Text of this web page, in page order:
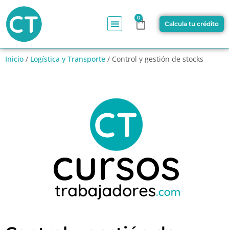
0
Calcula tu crédito
Inicio / Logística y Transporte / Control y gestión de stocks